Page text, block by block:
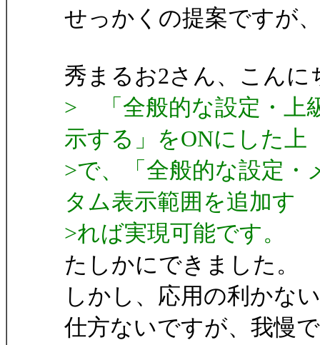
せっかくの提案ですが
秀まるお2さん、こんに
> 「全般的な設定・上
示する」をONにした上
>で、「全般的な設定・
タム表示範囲を追加す
>れば実現可能です。
たしかにできました。
しかし、応用の利かな
仕方ないですが、我慢